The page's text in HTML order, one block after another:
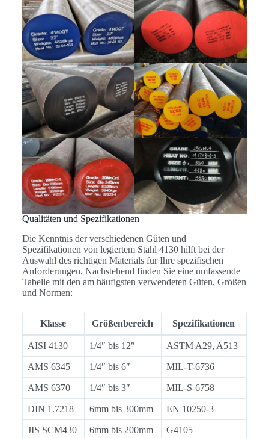
Qualitäten und Spezifikationen
Die Kenntnis der verschiedenen Güten und
Spezifikationen von legiertem Stahl 4130 hilft bei der
Auswahl des richtigen Materials für Ihre spezifischen
Anforderungen. Nachstehend finden Sie eine umfassende
Tabelle mit den am häufigsten verwendeten Güten, Größen
und Normen:
Klasse Größenbereich Spezifikationen
AISI 4130 1/4″ bis 12″ ASTM A29, A513
AMS 6345 1/4″ bis 6″ MIL-T-6736
AMS 6370 1/4″ bis 3″ MIL-S-6758
DIN 1.7218 6mm bis 300mm EN 10250-3
JIS SCM430 6mm bis 200mm G4105